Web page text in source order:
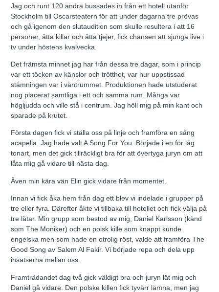
Jag och runt 120 andra bussades in från ett hotell utanför
Stockholm till Oscarsteatern för att under dagarna tre prövas
och gå igenom den slutaudition som skulle resultera i att 16
personer, åtta killar och åtta tjejer, fick chansen att sjunga live i
tv under höstens kvalvecka.
Det främsta minnet jag har från dessa tre dagar, som i princip
var ett töcken av känslor och trötthet, var hur uppstissad
stämningen var i väntrummet. Produktionen hade utstuderat
nog placerat samtliga i ett och samma rum. Många var
högljudda och ville stå i centrum. Jag höll mig på min kant och
sparade på krutet.
Första dagen fick vi ställa oss på linje och framföra en sång
acapella. Jag hade valt A Song For You. Började i en för låg
tonart, men det gick tillräckligt bra för att övertyga juryn om att
låta mig gå vidare till nästa dag.
Även min kära vän Elin gick vidare från momentet.
Innan vi fick åka hem från dag ett blev vi indelade i grupper på
tre eller fyra. Därefter åkte vi tillbaka till hotellet och fick välja på
tre låtar. Min grupp som bestod av mig, Daniel Karlsson (känd
som The Moniker) och en polsk kille som knappt kunde
engelska men som hade en otrolig röst, valde att framföra The
Good Song av Salem Al Fakir. Vi började repa och dela upp
insatserna mellan oss.
Framträdandet dag två gick väldigt bra och juryn lät mig och
Daniel gå vidare. Den polske killen fick tyvärr lämna, men jag